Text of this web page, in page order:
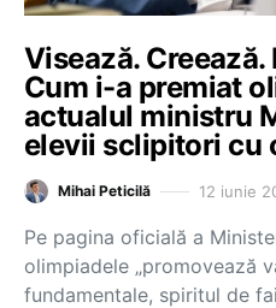
Visează.
Cum i-a premiat
actualul ministru
elevii sclipitori cu
Mihai Peticilă 12 iunie
Pe pagina oficială a
olimpiadele „promovează
fundamentale, spiritul de